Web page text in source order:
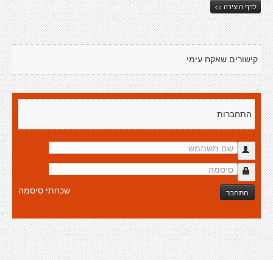
לדף היצירה >>
קישורים שאקח עימי
התחברות
התחבר שכחתי סיסמה